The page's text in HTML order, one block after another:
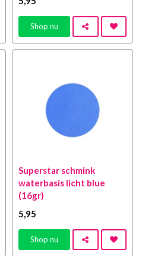
Shop nu
Superstar schmink
waterbasis licht blue
(16gr)
5 ,95
Shop nu